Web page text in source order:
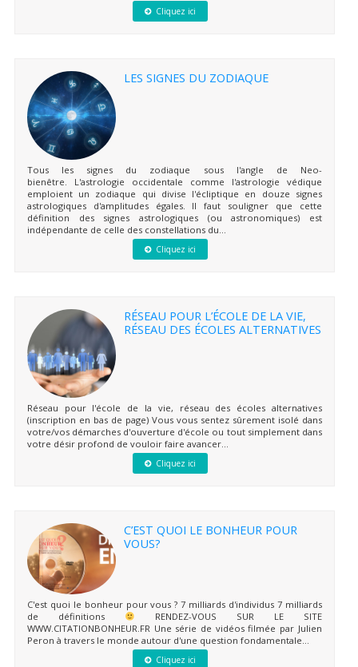
Cliquez ici
LES SIGNES DU ZODIAQUE
Tous les signes du zodiaque sous l'angle de Neo-
bienêtre. L'astrologie occidentale comme l'astrologie védique
emploient un zodiaque qui divise l'écliptique en douze signes
astrologiques d'amplitudes égales. Il faut souligner que cette
définition des signes astrologiques (ou astronomiques) est
indépendante de celle des constellations du...
Cliquez ici
RÉSEAU POUR L’ÉCOLE DE LA VIE,
RÉSEAU DES ÉCOLES ALTERNATIVES
Réseau pour l'école de la vie, réseau des écoles alternatives
(inscription en bas de page) Vous vous sentez sûrement isolé dans
votre/vos démarches d'ouverture d'école ou tout simplement dans
votre désir profond de vouloir faire avancer...
Cliquez ici
C’EST QUOI LE BONHEUR POUR
VOUS?
C'est quoi le bonheur pour vous ? 7 milliards d'individus 7 milliards
de définitions
RENDEZ-VOUS SUR LE SITE
WWW.CITATIONBONHEUR.FR Une série de vidéos filmée par Julien
Peron à travers le monde autour d'une question fondamentale...
Cliquez ici